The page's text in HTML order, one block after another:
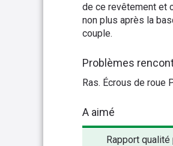
de ce revêtement et
non plus après la
couple.
Problèmes
Ras. Écrous de roue
A aimé
Rapport